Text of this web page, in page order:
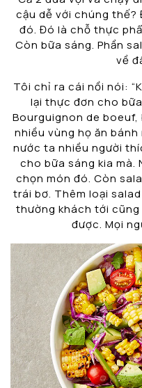
cậu dễ với chúng thế?
đó. Đó là chỗ thực
Còn bữa sáng. Phần
về
Tôi chỉ ra cái nồi nói:
lại thực đơn cho
Bourguignon de boeuf,
nhiều vùng họ ăn
nước ta nhiều người
cho bữa sáng kia mà.
chọn món đó. Còn
trái bơ. Thêm loại
thường khách tới
được. Mọi